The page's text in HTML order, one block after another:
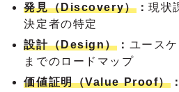
発見（Discovery）：現状
決定者の特定
設計（Design） ： ユース
までのロードマップ
価値証明（Value Proof）：